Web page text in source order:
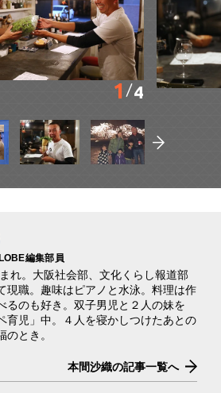
1 4
編集部員
れ。大阪社会部、文化くらし報道部
現職。趣味はピアノと水泳。料理は作
るのも好き。双子男児と２人の妹を
育児」中。４人を寝かしつけたあとの
のとき。
本間沙織の記事一覧へ